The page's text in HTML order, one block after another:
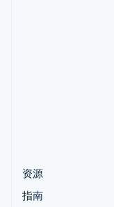
资源
指南